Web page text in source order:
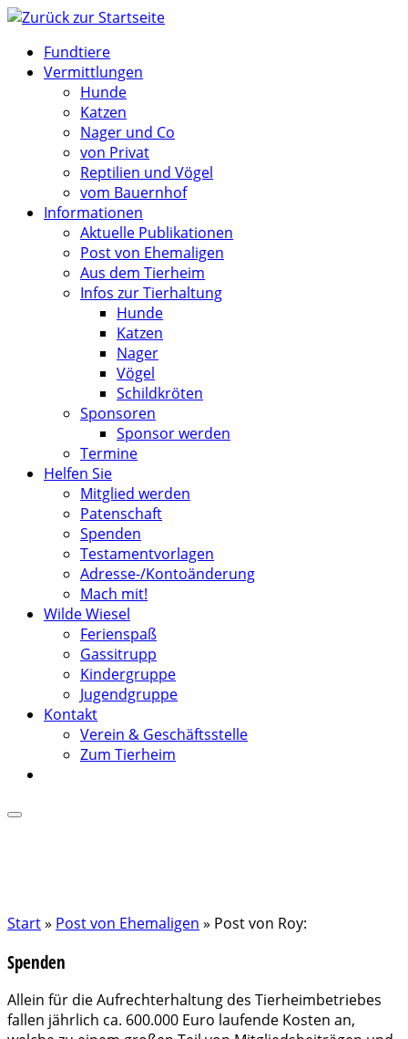
Zum
springenFundtiere
Vermittlungen
Hunde
Katzen
Nager und Co
von Privat
Reptilien und Vögel
vom Bauernhof
Informationen
Aktuelle Publikationen
Post von Ehemaligen
Aus dem Tierheim
Infos zur Tierhaltung
Hunde
Katzen
Nager
Vögel
Schildkröten
Sponsoren
Sponsor werden
Termine
Helfen Sie
Mitglied werden
Patenschaft
Spenden
Testamentvorlagen
Adresse-/Kontoänderung
Mach mit!
Wilde Wiesel
Ferienspaß
Gassitrupp
Kindergruppe
Jugendgruppe
Kontakt
Verein & Geschäftsstelle
Zum Tierheim
Start» Post von Ehemaligen » Post von Roy:
Spenden
Allein für die Aufrechterhaltung des Tierheimbetriebes
fallen jährlich ca. 600.000 Euro laufende Kosten an,